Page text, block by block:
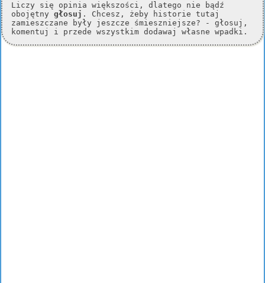
Liczy się opinia większości, dlatego nie bądź
obojętny głosuj . Chcesz, żeby historie tutaj
zamieszczane były jeszcze śmieszniejsze? - głosuj,
komentuj i przede wszystkim dodawaj własne wpadki.